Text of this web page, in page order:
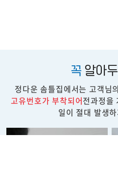
꼭 알아
정다운 솜틀집에서는 고객님
고유번호가 부착되어전과정을
일이 절대 발생